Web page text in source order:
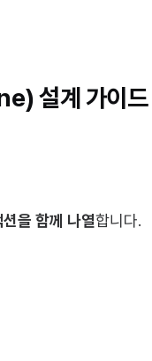
설계 가이드
을 함께 나열합니다.